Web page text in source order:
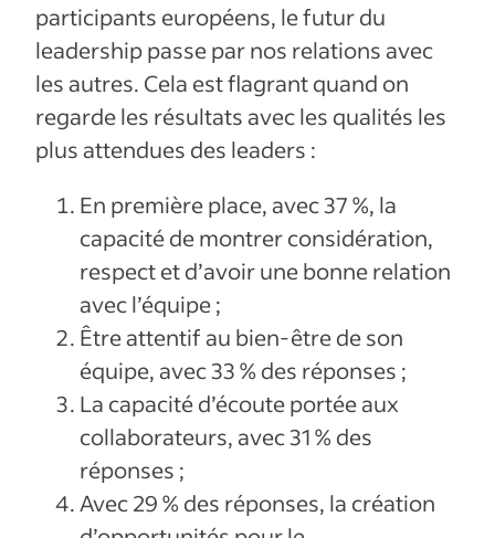
participants européens, le futur du
leadership passe par nos relations avec
les autres. Cela est flagrant quand on
regarde les résultats avec les qualités les
plus attendues des leaders :
En première place, avec 37 %, la
capacité de montrer considération,
respect et d’avoir une bonne relation
avec l’équipe ;
Être attentif au bien-être de son
équipe, avec 33 % des réponses ;
La capacité d’écoute portée aux
collaborateurs, avec 31 % des
réponses ;
Avec 29 % des réponses, la création